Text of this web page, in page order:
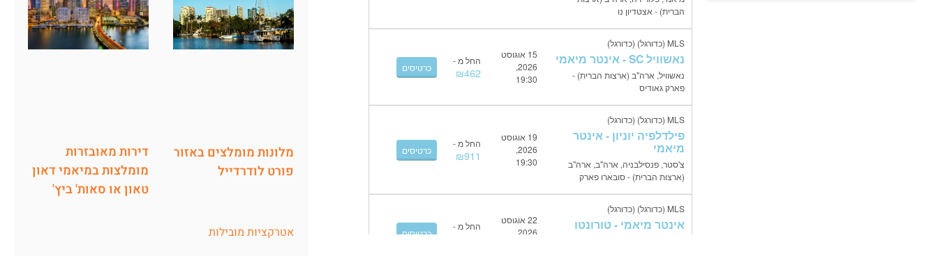
מלונות מומלצים באזור
פורט לודרדייל
דירות מאובזרות
מומלצות במיאמי דאון
טאון או סאות' ביץ'
אטרקציות מובילות